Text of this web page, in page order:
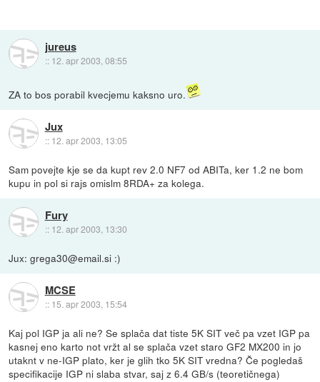
jureus
:: 12. apr 2003, 08:55
ZA to bos porabil kvecjemu kaksno uro.
Jux
:: 12. apr 2003, 13:05
Sam povejte kje se da kupt rev 2.0 NF7 od ABITa, ker 1.2 ne bom
kupu in pol si rajs omislm 8RDA+ za kolega.
Fury
:: 12. apr 2003, 13:30
Jux: grega30@email.si :)
MCSE
:: 15. apr 2003, 15:54
Kaj pol IGP ja ali ne? Se splača dat tiste 5K SIT več pa vzet IGP pa
kasnej eno karto not vržt al se splača vzet staro GF2 MX200 in jo
utaknt v ne-IGP plato, ker je glih tko 5K SIT vredna? Če pogledaš
specifikacije IGP ni slaba stvar, saj z 6.4 GB/s (teoretičnega)